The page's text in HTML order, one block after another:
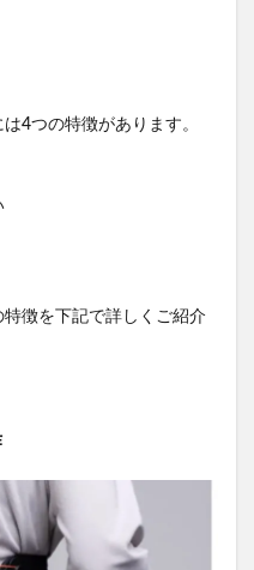
4つの特徴があります。
徴を下記で詳しくご紹介